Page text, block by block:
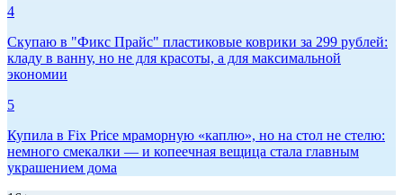
4
Скупаю в "Фикс Прайс" пластиковые коврики за 299 рублей:
кладу в ванну, но не для красоты, а для максимальной
экономии
5
Купила в Fix Price мраморную «каплю», но на стол не стелю:
немного смекалки — и копеечная вещица стала главным
украшением дома